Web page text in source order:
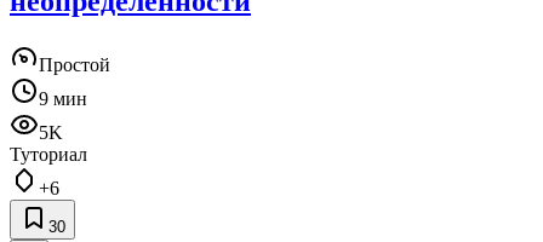
Простой
9 мин
5K
Туториал
+6
30